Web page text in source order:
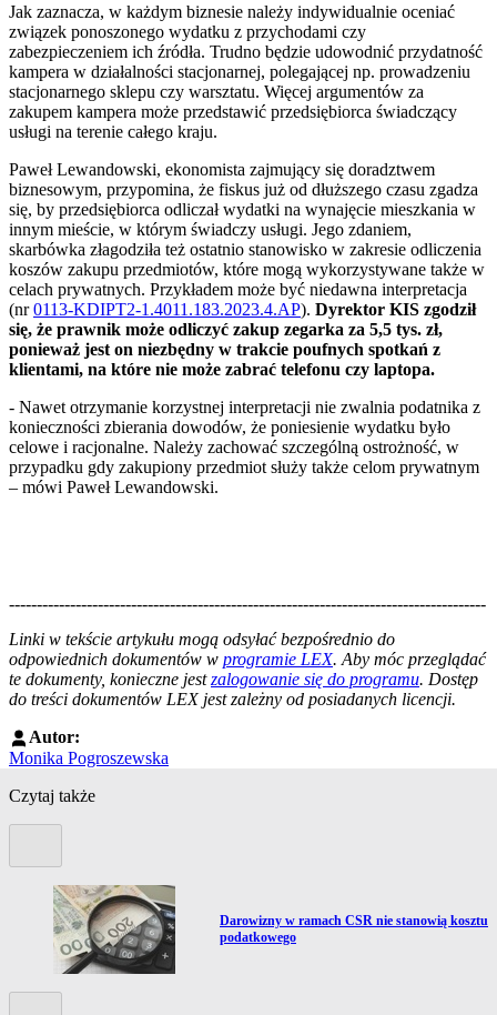
Jak zaznacza, w każdym biznesie należy indywidualnie oceniać
związek ponoszonego wydatku z przychodami czy
zabezpieczeniem ich źródła. Trudno będzie udowodnić przydatność
kampera w działalności stacjonarnej, polegającej np. prowadzeniu
stacjonarnego sklepu czy warsztatu. Więcej argumentów za
zakupem kampera może przedstawić przedsiębiorca świadczący
usługi na terenie całego kraju.
Paweł Lewandowski, ekonomista zajmujący się doradztwem
biznesowym, przypomina, że fiskus już od dłuższego czasu zgadza
się, by przedsiębiorca odliczał wydatki na wynajęcie mieszkania w
innym mieście, w którym świadczy usługi. Jego zdaniem,
skarbówka złagodziła też ostatnio stanowisko w zakresie odliczenia
koszów zakupu przedmiotów, które mogą wykorzystywane także w
celach prywatnych. Przykładem może być niedawna interpretacja
(nr0113-KDIPT2-1.4011.183.2023.4.AP). Dyrektor KIS zgodził
się, że prawnik może odliczyć zakup zegarka za 5,5 tys. zł,
ponieważ jest on niezbędny w trakcie poufnych spotkań z
klientami, na które nie może zabrać telefonu czy laptopa.
- Nawet otrzymanie korzystnej interpretacji nie zwalnia podatnika z
konieczności zbierania dowodów, że poniesienie wydatku było
celowe i racjonalne. Należy zachować szczególną ostrożność, w
przypadku gdy zakupiony przedmiot służy także celom prywatnym
– mówi Paweł Lewandowski.
--------------------------------------------------------------------------------------
Linki w tekście artykułu mogą odsyłać bezpośrednio do
odpowiednich dokumentów w programie LEX. Aby móc przeglądać
te dokumenty, konieczne jestzalogowanie się do programu. Dostęp
do treści dokumentów LEX jest zależny od posiadanych licencji.
Autor:
Monika Pogroszewska
Czytaj także
Przejdź do artykułu:
Darowizny w ramach CSR nie stanowią kosztu
podatkowego